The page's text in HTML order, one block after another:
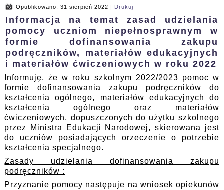
Opublikowano: 31 sierpień 2022 Drukuj
Informacja na temat zasad udzielania
pomocy uczniom niepełnosprawnym w
formie dofinansowania zakupu
podręczników, materiałów edukacyjnych
i materiałów ćwiczeniowych w roku 2022
Informuję, że w roku szkolnym 2022/2023 pomoc w
formie dofinansowania zakupu podręczników do
kształcenia ogólnego, materiałów edukacyjnych do
kształcenia ogólnego oraz materiałów
ćwiczeniowych, dopuszczonych do użytku szkolnego
przez Ministra Edukacji Narodowej, skierowana jest
do uczniów posiadających orzeczenie o potrzebie
kształcenia specjalnego.
Zasady udzielania dofinansowania zakupu
podręczników :
Przyznanie pomocy następuje na wniosek opiekunów